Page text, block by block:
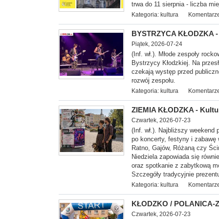
trwa do 11 sierpnia - liczba
Kategoria: kultura
BYSTRZYCA KŁODZKA
Piątek, 2026-07-24
(Inf. wł.). Młode zespoły
Bystrzycy Kłodzkiej. Na
czekają występ przed
rozwój zespołu.
Kategoria: kultura
ZIEMIA KŁODZKA -
Czwartek, 2026-07-23
(Inf. wł.). Najbliższy weekend
po koncerty, festyny i
Ratno, Gajów, Różaną czy
Niedziela zapowiada się
oraz spotkanie z zabytkową
Szczegóły tradycyjnie
Kategoria: kultura
KŁODZKO /
Czwartek, 2026-07-23